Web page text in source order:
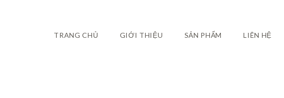
TRANG CHỦ GIỚI THIỆU SẢN PHẨM LIÊN HỆ